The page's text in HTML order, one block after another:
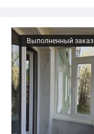
Выполненный заказ